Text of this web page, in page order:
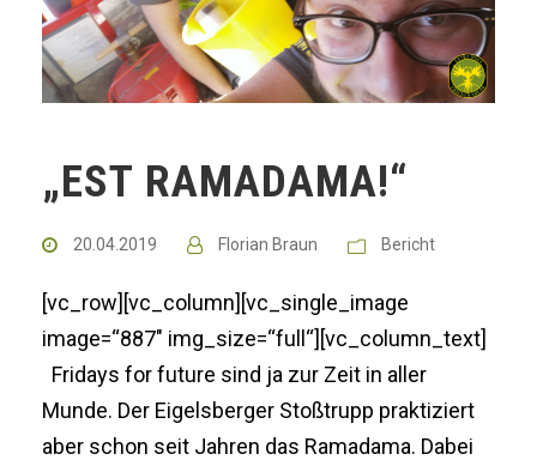
„EST RAMADAMA!“
20.04.2019 Florian Braun Bericht
[vc_row][vc_column][vc_single_image
image=“887″ img_size=“full“][vc_column_text]
Fridays for future sind ja zur Zeit in aller
Munde. Der Eigelsberger Stoßtrupp praktiziert
aber schon seit Jahren das Ramadama. Dabei